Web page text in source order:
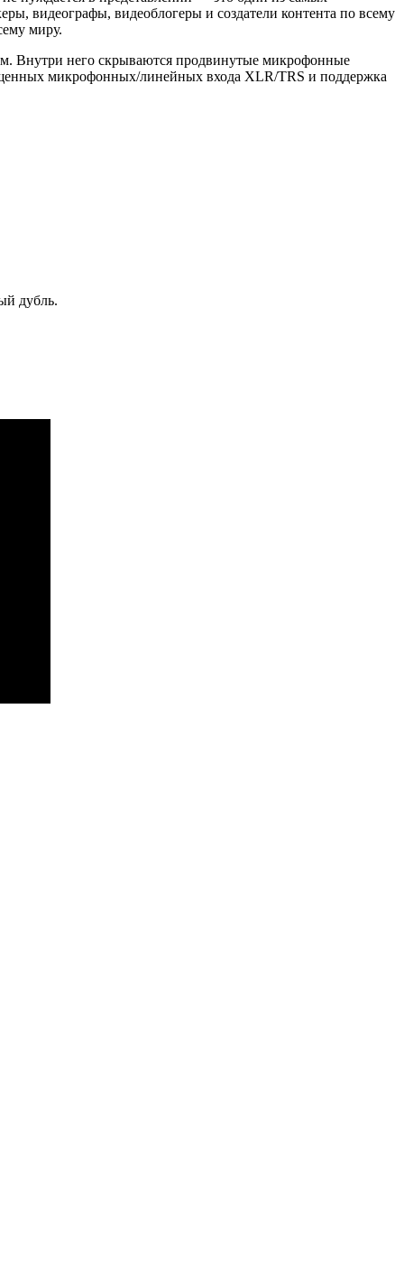
видеографы, видеоблогеры и создатели контента по всему
миру.
Внутри него скрываются продвинутые микрофонные
микрофонных/линейных входа XLR/TRS и поддержка
дубль.